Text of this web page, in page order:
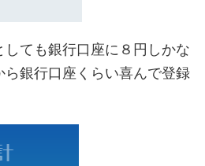
しても銀行口座に８円しかな
銀行口座くらい喜んで登録